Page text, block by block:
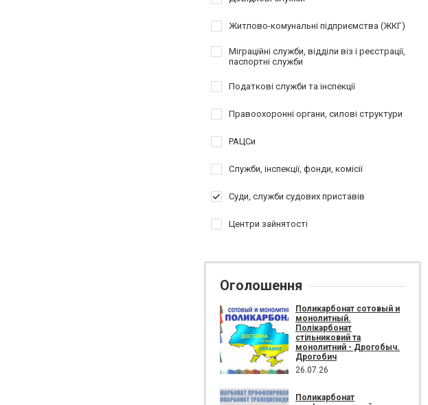
Житлово-комунальні підприємства (ЖКГ)
Міграційні служби, відділи віз і реєстрації,
паспортні служби
Податкові служби та інспекції
Правоохоронні органи, силові структури
РАЦСи
Служби, інспекції, фонди, комісії
Суди, служби судових приставів
Центри зайнятості
Оголошення
Поликарбонат сотовый и
монолитный.
Полікарбонат
стільниковий та
монолитний - Дрогобыч.
Дрогобич
26.07.26
Поликарбонат